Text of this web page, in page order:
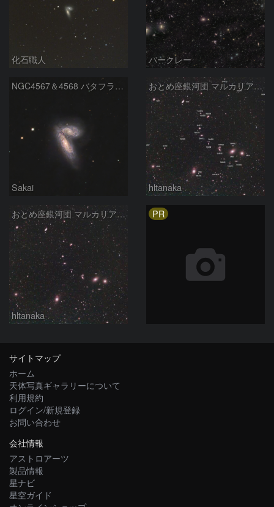
化石職人 バークレー
NGC4567＆4568 バタフライ銀河（旧愛称：シャム双生児銀河）
Sakai
おとめ座銀河団 マルカリアンチェーン (2)
hltanaka
おとめ座銀河団 マルカリアンチェーン
hltanaka
PR
サイトマップ
ホーム
天体写真ギャラリーについて
利用規約
ログイン/新規登録
お問い合わせ
会社情報
アストロアーツ
製品情報
星ナビ
星空ガイド